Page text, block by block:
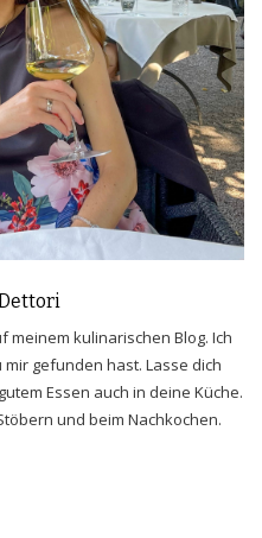
meinem kulinarischen Blog. Ich
gefunden hast. Lasse dich
Essen auch in deine Küche.
und beim Nachkochen.